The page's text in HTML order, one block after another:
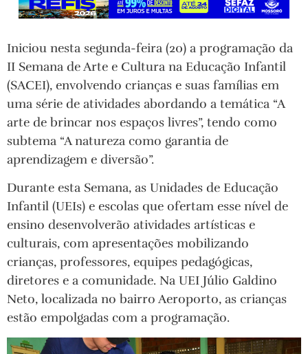
Iniciou nesta segunda-feira (20) a programação da
II Semana de Arte e Cultura na Educação Infantil
(SACEI), envolvendo crianças e suas famílias em
uma série de atividades abordando a temática “A
arte de brincar nos espaços livres”, tendo como
subtema “A natureza como garantia de
aprendizagem e diversão”.
Durante esta Semana, as Unidades de Educação
Infantil (UEIs) e escolas que ofertam esse nível de
ensino desenvolverão atividades artísticas e
culturais, com apresentações mobilizando
crianças, professores, equipes pedagógicas,
diretores e a comunidade. Na UEI Júlio Galdino
Neto, localizada no bairro Aeroporto, as crianças
estão empolgadas com a programação.